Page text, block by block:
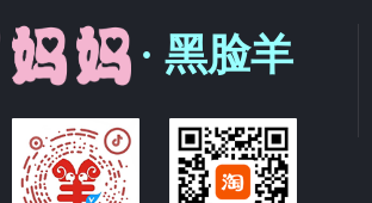
· 黑脸羊